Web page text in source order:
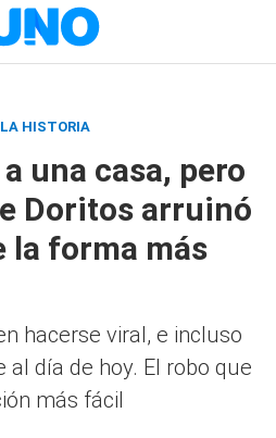
HISTORIA
una casa, pero
Doritos arruinó
la forma más
hacerse viral, e incluso
día de hoy. El robo que
más fácil